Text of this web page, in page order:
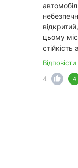
цьому
стійкість
Відповісти
4
4